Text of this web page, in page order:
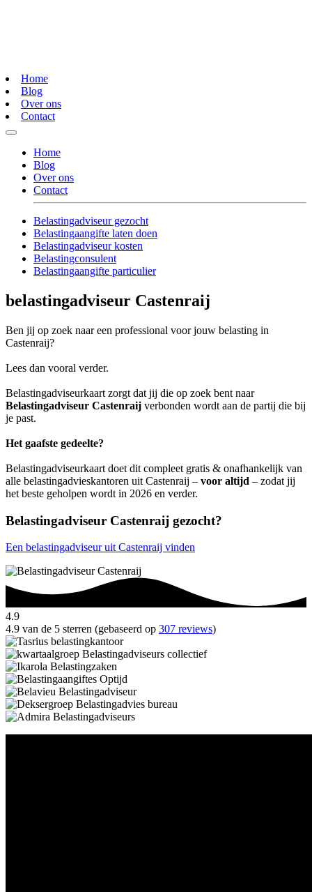
Home
Blog
Over ons
Contact
Home
Blog
Over ons
Contact
Belastingadviseur gezocht
Belastingaangifte laten doen
Belastingadviseur kosten
Belastingconsulent
Belastingaangifte particulier
belastingadviseur Castenraij
Ben jij op zoek naar een professional voor jouw belasting in
Castenraij?
Lees dan vooral verder.
Belastingadviseurkaart zorgt dat jij die op zoek bent naar
Belastingadviseur Castenraij verbonden wordt aan de partij die bij
je past.
Het gaafste gedeelte?
Belastingadviseurkaart doet dit compleet gratis & onafhankelijk van
alle belastingadvieskantoren uit Castenraij – voor altijd – zodat jij
het beste geholpen wordt in 2026 en verder.
Belastingadviseur Castenraij gezocht?
Een belastingadviseur uit Castenraij vinden
4.9
4.9 van de 5 sterren (gebaseerd op 307 reviews)